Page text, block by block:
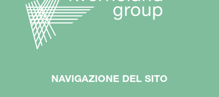
NAVIGAZIONE DEL SITO